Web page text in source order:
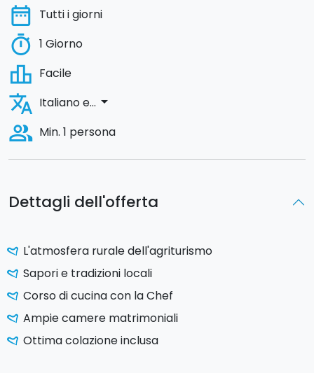
Dettagli dell'offerta
L'atmosfera rurale dell'agriturismo
Sapori e tradizioni locali
Corso di cucina con la Chef
Ampie camere matrimoniali
Ottima colazione inclusa
date_range Tutti i giorni
timer 1 Giorno
leaderboard Facile
translate Italiano e... arrow_drop_down
people_alt Min. 1 persona